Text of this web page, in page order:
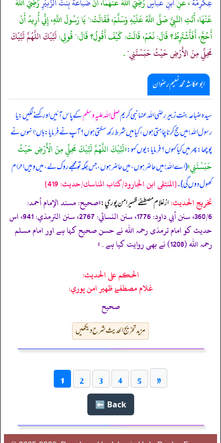
عَنْهَا، أَتَتِ النَّبِيَّ صَلَّى اللَّهُ عَلَيْهِ وَسَلَّمَ، فَقَالَتْ:" يَا رَسُولَ اللَّهِ، إِنِّي أُرِيدُ أَنْ
أَحُجَّ، أَفَأَشْتَرِطُ؟ قَالَ: نَعَمْ، قَالَتْ: كَيْفَ أَقُولُ؟ قَالَ:" قُولِي:لَبَّيْكَ اللَّهُمَّ لَبَّيْكَ
مَحِلِّي مِنَ الأَرْضِ حَيْثُ حَبَسْتَنِي".
ابوعکاشہ محمد نعیم رضوان
سیدہ ضباعہ بنت زبیر رضی اللہ عنہا نبی کریمصلی اللہ علیہ وسلمکے پاس آئیں اور کہنے لگیں: یا
رسول اللہ! میں حج کرنا چاہتی ہوں، کیا میں شرط رکھ سکتی ہوں؟ آپ نے فرمایا: ہاں! انہوں نے
پوچھا: پھر میں کیا کہوں؟ فرمایا: یوں کہو:«لَبَّيْكَ اللَّهُمَّ لَبَّيْكَ مَحِلِّي مِنَ الْأَرْضِ حَيْثُ
حَبَسْتَنِي»(اے اللہ! میں حاضر ہوں، میں حاضر ہوں، جس جگہ تو مجھے روک لے، میں وہیں احرام
کھول دوں گی)۔[المنتقى ابن الجارود/كتاب المناسك/حدیث: 419]
تخریج الحدیث:از غلام مصطفےٰ ظهير امن پوري:«صحيح: مسند الإمام أحمد:
360/6، سنن أبي داود: 1776، سنن النسائي: 2767، سنن الترمذي: 941، اس
حدیث کو امام ترمذی رحمہ اللہ نے حسن صحیح کہا ہے اور امام مسلم
رحمہ اللہ (1208) نے بھی روایت کیا ہے۔»
الحكم على الحديث:
غلام مصطفےٰ ظهير امن پوري:
صحيح
مزید تخریج الحدیث شرح دیکھیں
1 2 3 4 5 »
Back ⬅️